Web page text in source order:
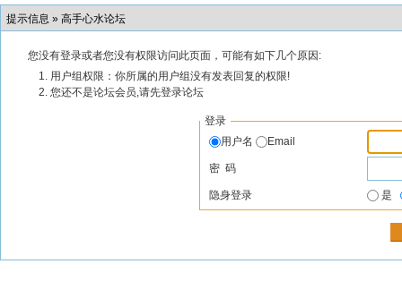
提示信息 » 高手心水论坛
您没有登录或者您没有权限访问此页面，可能有如下几个原因:
用户组权限：你所属的用户组没有发表回复的权限!
您还不是论坛会员,请先登录论坛
登录
用户名
Email
密 码
隐身登录 是